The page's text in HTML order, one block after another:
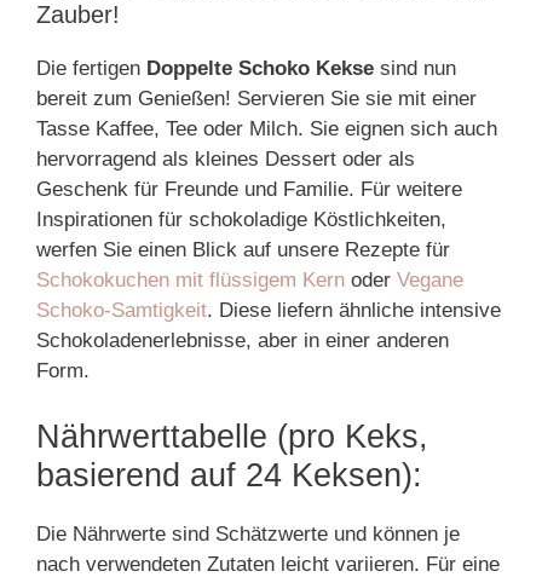
Zauber!
Die fertigen Doppelte Schoko Kekse sind nun
bereit zum Genießen! Servieren Sie sie mit einer
Tasse Kaffee, Tee oder Milch. Sie eignen sich auch
hervorragend als kleines Dessert oder als
Geschenk für Freunde und Familie. Für weitere
Inspirationen für schokoladige Köstlichkeiten,
werfen Sie einen Blick auf unsere Rezepte für
Schokokuchen mit flüssigem Kern oder Vegane
Schoko-Samtigkeit. Diese liefern ähnliche intensive
Schokoladenerlebnisse, aber in einer anderen
Form.
Nährwerttabelle (pro Keks,
basierend auf 24 Keksen):
Die Nährwerte sind Schätzwerte und können je
nach verwendeten Zutaten leicht variieren. Für eine